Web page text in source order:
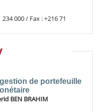
234 000 / Fax : +216 71
de portefeuille
BEN BRAHIM